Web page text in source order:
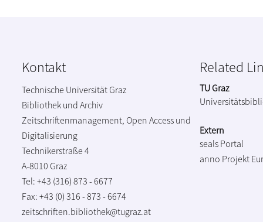
Kontakt
Technische Universität Graz
Bibliothek und Archiv
Zeitschriftenmanagement, Open Access und
Digitalisierung
Technikerstraße 4
A-8010 Graz
Tel: +43 (316) 873 - 6677
Fax: +43 (0) 316 - 873 - 6674
zeitschriften.bibliothek@tugraz.at
Related
TU Graz
Extern
seals Portal
anno Projekt